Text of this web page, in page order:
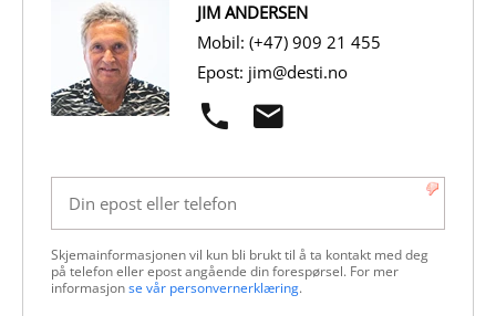
JIM ANDERSEN
Mobil: (+47) 909 21 455
Epost: jim@desti.no
Skjemainformasjonen vil kun bli brukt til å ta kontakt med deg
på telefon eller epost angående din forespørsel. For mer
informasjon se vår personvernerklæring.